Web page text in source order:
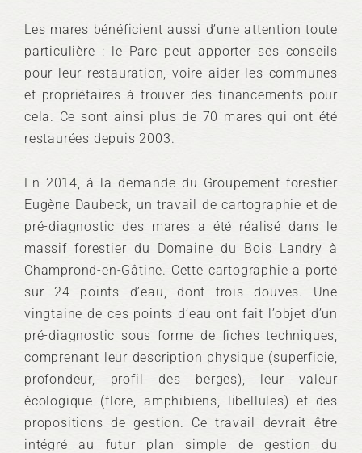
Les mares bénéficient aussi d’une attention toute
particulière : le Parc peut apporter ses conseils
pour leur restauration, voire aider les communes
et propriétaires à trouver des financements pour
cela. Ce sont ainsi plus de 70 mares qui ont été
restaurées depuis 2003.
En 2014, à la demande du Groupement forestier
Eugène Daubeck, un travail de cartographie et de
pré-diagnostic des mares a été réalisé dans le
massif forestier du Domaine du Bois Landry à
Champrond-en-Gâtine. Cette cartographie a porté
sur 24 points d’eau, dont trois douves. Une
vingtaine de ces points d’eau ont fait l’objet d’un
pré-diagnostic sous forme de fiches techniques,
comprenant leur description physique (superficie,
profondeur, profil des berges), leur valeur
écologique (flore, amphibiens, libellules) et des
propositions de gestion. Ce travail devrait être
intégré au futur plan simple de gestion du